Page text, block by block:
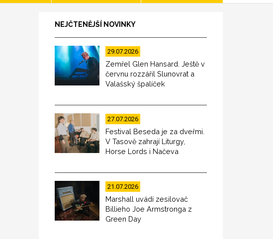
NEJČTENĚJŠÍ NOVINKY
29.07.2026
Zemřel Glen Hansard. Ještě v
červnu rozzářil Slunovrat a
Valašský špalíček
27.07.2026
Festival Beseda je za dveřmi.
V Tasově zahrají Liturgy,
Horse Lords i Načeva
21.07.2026
Marshall uvádí zesilovač
Billieho Joe Armstronga z
Green Day